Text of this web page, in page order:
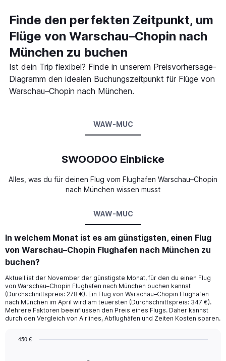
Finde den perfekten Zeitpunkt, um
Flüge von Warschau–Chopin nach
München zu buchen
Ist dein Trip flexibel? Finde in unserem Preisvorhersage-
Diagramm den idealen Buchungszeitpunkt für Flüge von
Warschau–Chopin nach München.
WAW-MUC
SWOODOO Einblicke
Alles, was du für deinen Flug vom Flughafen Warschau–Chopin
nach München wissen musst
WAW-MUC
In welchem Monat ist es am günstigsten, einen Flug
von Warschau–Chopin Flughafen nach München zu
buchen?
Aktuell ist der November der günstigste Monat, für den du einen Flug
von Warschau–Chopin Flughafen nach München buchen kannst
(Durchschnittspreis: 278 €). Ein Flug von Warschau–Chopin Flughafen
nach München im April wird am teuersten (Durchschnittspreis: 347 €).
Mehrere Faktoren beeinflussen den Preis eines Flugs. Daher kannst
durch den Vergleich von Airlines, Abflughäfen und Zeiten Kosten sparen.
450 €